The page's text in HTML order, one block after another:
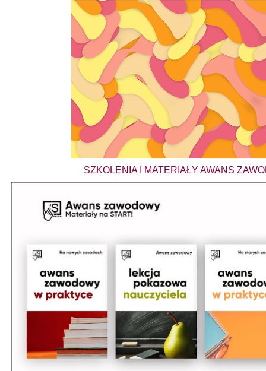
SZKOLENIA I MATERIAŁY AWANS